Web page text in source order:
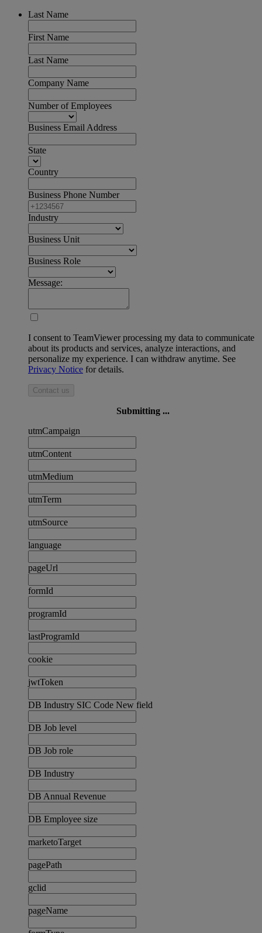
Last Name
First Name
Last Name
Company Name
Number of Employees
Business Email Address
State
Country
Business Phone Number
Industry
Business Unit
Business Role
Message:
I consent to TeamViewer processing my data to communicate
about its products and services, analyze interactions, and
personalize my experience. I can withdraw anytime. See
Privacy Notice for details.
Contact us
Submitting ...
utmCampaign
utmContent
utmMedium
utmTerm
utmSource
language
pageUrl
formId
programId
lastProgramId
cookie
jwtToken
DB Industry SIC Code New field
DB Job level
DB Job role
DB Industry
DB Annual Revenue
DB Employee size
marketoTarget
pagePath
gclid
pageName